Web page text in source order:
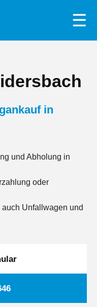
☰
in
und Abholung in
oder
Unfallwagen und